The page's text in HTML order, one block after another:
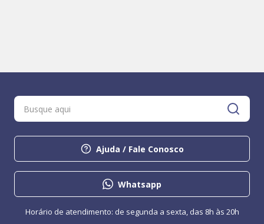
Ajuda / Fale Conosco
Whatsapp
Horário de atendimento: de segunda a sexta, das 8h às 20h